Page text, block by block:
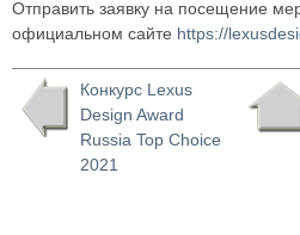
Отправить заявку на посещение
официальном сайте https://
Конкурс Lexus
Design Award
Russia Top Choice
2021